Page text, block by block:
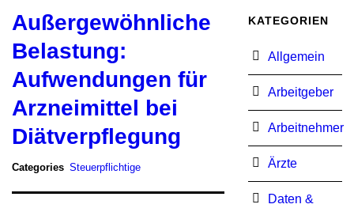
Außergewöhnliche
Belastung:
Aufwendungen für
Arzneimittel bei
Diätverpflegung
Categories Steuerpflichtige
KATEGORIEN
Allgemein
Arbeitgeber
Arbeitnehmer
Ärzte
Daten &